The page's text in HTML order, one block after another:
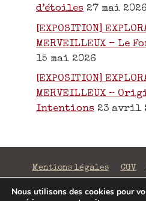
d’étoiles 27 mai
[EXPOSITION]
MERVEILLEUX – Le
15 mai 2026
[EXPOSITION]
MERVEILLEUX –
Intentions 23 avril
Mentions légales CGV
Nous utilisons des cookies pour